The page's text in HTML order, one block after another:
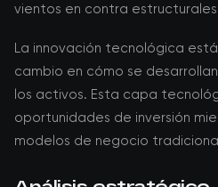
vientos en contra
La innovación tecnológica
cambio en cómo se
los activos. Esta capa
oportunidades de inversión
modelos de negocio